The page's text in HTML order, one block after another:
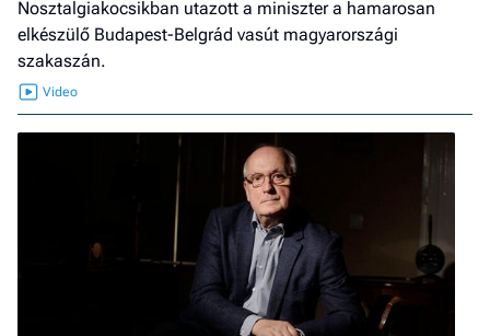
Nosztalgiakocsikban utazott a miniszter a hamarosan
elkészülő Budapest-Belgrád vasút magyarországi
szakaszán.